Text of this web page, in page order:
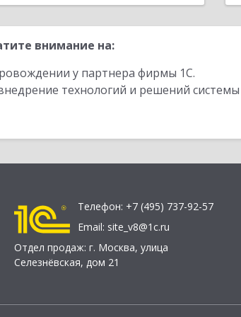
внимание на:
у партнера фирмы 1С.
технологий и решений
Телефон: +7 (495) 737-92-57
Email: site_v8@1c.ru
Отдел продаж: г. Москва, улица
Селезнёвская, дом 21